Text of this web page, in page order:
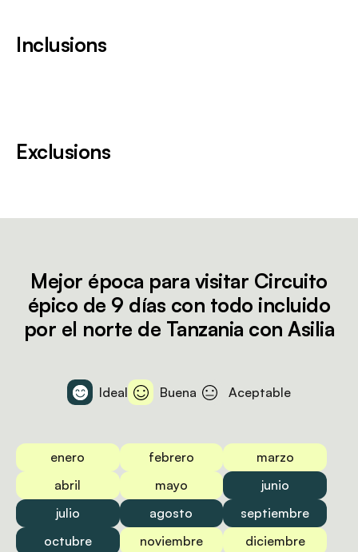
Inclusions
Exclusions
Mejor época para visitar Circuito
épico de 9 días con todo incluido
por el norte de Tanzania con Asilia
Ideal Buena Aceptable
enero febrero
marzo
abril
mayo
junio
julio
agosto
septiembre
octubre
noviembre diciembre